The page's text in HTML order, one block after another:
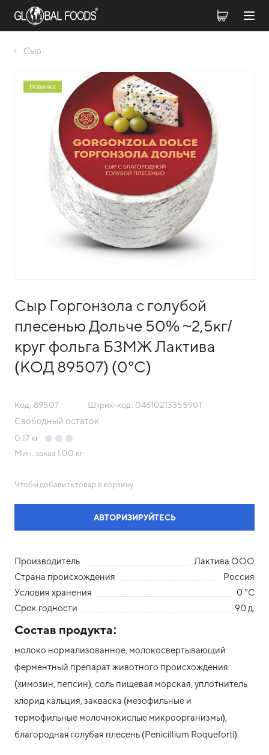
Сыр
Новинка
Сыр Горгонзола с голубой
плесенью Дольче 50% ~2,5кг/
круг фольга БЗМЖ Лактива
(КОД 89507) (0°С)
Код: 89507 Штрих-код: 04610213355901
Свободный остаток
0.17 кг
Мин. заказ 1.00 кг
Чтобы добавить товар в корзину
АВТОРИЗИРУЙТЕСЬ
Производитель
Лактива ООО
Страна происхождения
Россия
Условия хранения
0 °С
Срок годности
90 д.
Состав продукта:
молоко нормализованное, молокосвертывающий
ферментный препарат животного происхождения
(химозин, пепсин), соль пищевая морская, уплотнитель
хлорид кальция, закваска (мезофильные и
термофильные молочнокислые микроорганизмы),
благородная голубая плесень (Penicillium Roqueforti).